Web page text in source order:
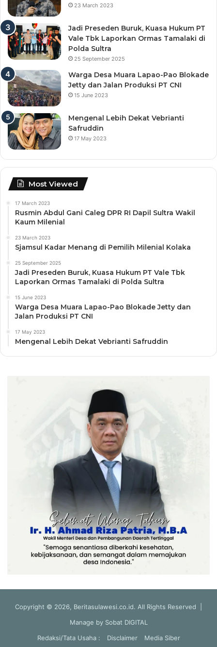
23 March 2023
Jadi Preseden Buruk, Kuasa Hukum PT
Vale Tbk Laporkan Ormas Tamalaki di
Polda Sultra
25 September 2025
Warga Desa Muara Lapao-Pao Blokade
Jetty dan Jalan Produksi PT CNI
15 June 2023
Mengenal Lebih Dekat Vebrianti
Safruddin
17 May 2023
Most Viewed
17 March 2023
Rusmin Abdul Gani Caleg DPR RI Dapil Sultra Wakil
Kaum Milenial
23 March 2023
Sjamsul Kadar Menang di Pemilih Milenial Kolaka
25 September 2025
Jadi Preseden Buruk, Kuasa Hukum PT Vale Tbk
Laporkan Ormas Tamalaki di Polda Sultra
15 June 2023
Warga Desa Muara Lapao-Pao Blokade Jetty dan
Jalan Produksi PT CNI
17 May 2023
Mengenal Lebih Dekat Vebrianti Safruddin
Copyright © 2026, Beritasulawesi.co.id. All Rights Reserved |
Manage by Sobat DIGITAL
Redaksi/Tata Usaha :
Disclaimer Media Siber